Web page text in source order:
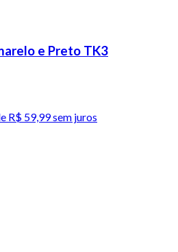
e Preto TK3
R$ 59,99 sem juros